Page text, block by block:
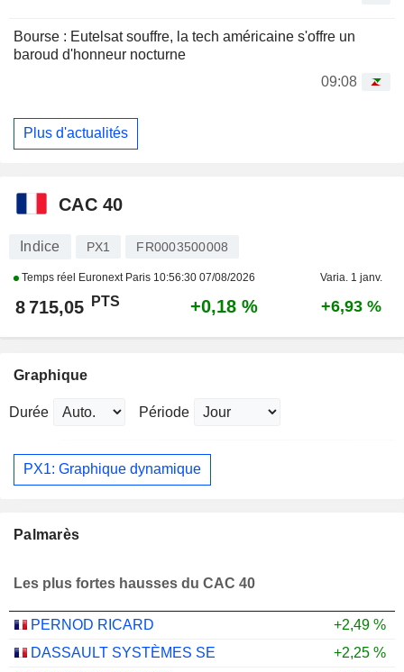
Bourse : Eutelsat souffre, la tech américaine s'offre un
baroud d'honneur nocturne
09:08
Plus d'actualités
CAC 40
Indice PX1 FR0003500008
Temps réel Euronext Paris 10:56:30 07/08/2026 Varia. 1 janv.
8 715,05 PTS +0,18 % +6,93 %
Graphique
Durée Période
PX1: Graphique dynamique
Palmarès
Les plus fortes hausses du CAC 40
PERNOD RICARD
+2,49 %
DASSAULT SYSTÈMES SE
+2,25 %